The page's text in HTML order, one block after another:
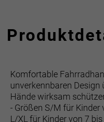
Komfortable
unverkennbaren Design
Hände wirksam
- Größen S/M für Kinder
L/XL für Kinder von 7